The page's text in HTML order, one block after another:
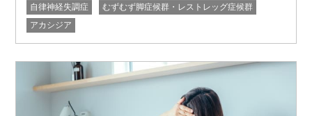
症で体がずっと熱っぽい原因"/>
自律神経失調症
むずむず脚症候群・レストレッグ症候群
アカシジア